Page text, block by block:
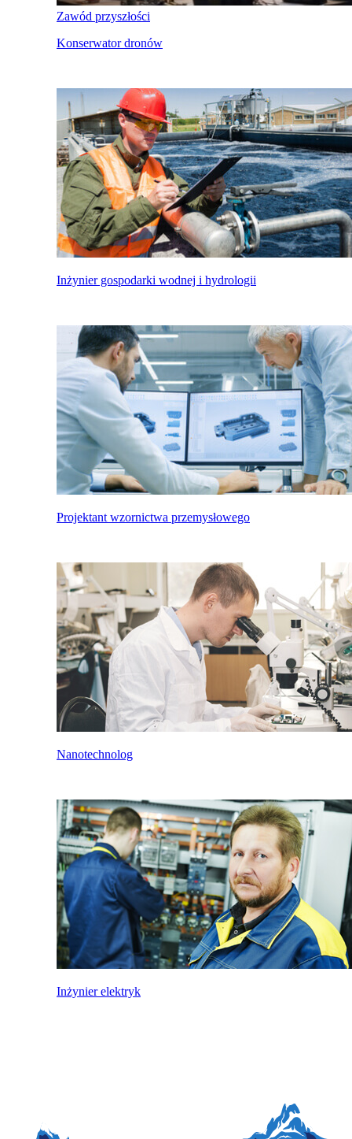
Zawód przyszłości
Konserwator dronów
Inżynier gospodarki wodnej i hydrologii
Projektant wzornictwa przemysłowego
Nanotechnolog
Inżynier elektryk